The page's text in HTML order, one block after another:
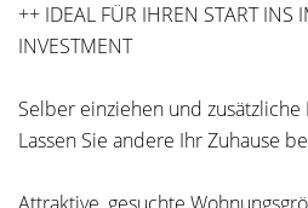
++ IDEAL FÜR IHREN START INS
INVESTMENT
Selber einziehen und
Lassen Sie andere Ihr Zuhause